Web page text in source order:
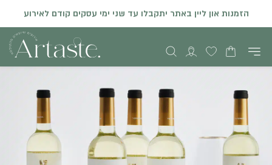
הזמנות און ליין באתר יתקבלו עד שני ימי עסקים קודם לאירוע